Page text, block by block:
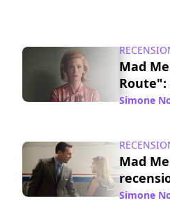
Mad
Route":
Simone
Mad
Simone